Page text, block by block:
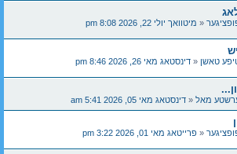
« מיטוואך יולי 22, 2026 8:08 pm
טאשן « דינסטאג מאי 26, 2026 8:46 pm
מאל « דינסטאג מאי 05, 2026 5:41 am
« פרייטאג מאי 01, 2026 3:22 pm